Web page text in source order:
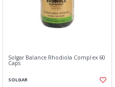
Solgar Balance Rhodiola Complex 60
Caps
SOLGAR